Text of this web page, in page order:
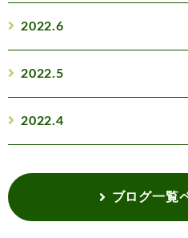
2022.6
2022.5
2022.4
ブログ一覧